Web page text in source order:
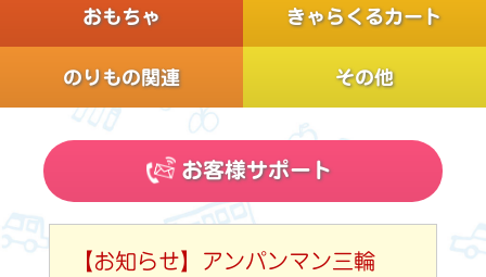
おもちゃ きゃらくるカート
のりもの関連 その他
お客様サポート
【お知らせ】アンパンマン三輪